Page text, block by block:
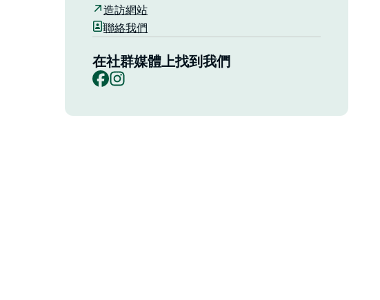
造訪網站
聯絡我們
在社群媒體上找到我們
Facebook